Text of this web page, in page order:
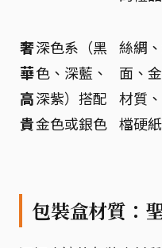
奢
華
高
貴
深色系（黑
色、深藍、
深紫）搭配
金色或銀色
絲綢
面、
材質
檔硬
包裝盒材質：